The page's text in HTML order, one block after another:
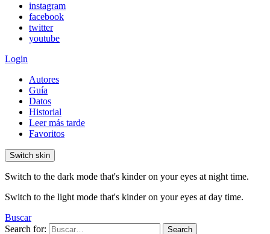
instagram
facebook
twitter
youtube
Login
Autores
Guía
Datos
Historial
Leer más tarde
Favoritos
Switch skin
Switch to the dark mode that's kinder on your eyes at night time.
Switch to the light mode that's kinder on your eyes at day time.
Buscar
Search for:
Search